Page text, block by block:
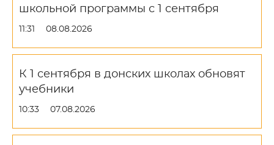
школьной программы с 1 сентября
11:31 08.08.2026
К 1 сентября в донских школах обновят
учебники
10:33 07.08.2026